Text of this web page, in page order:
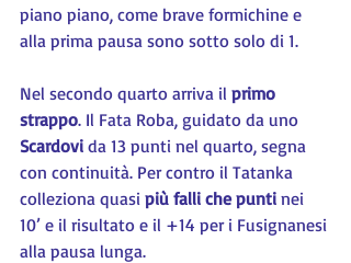
piano piano, come brave formichine e
alla prima pausa sono sotto solo di 1.
Nel secondo quarto arriva il primo
strappo. Il Fata Roba, guidato da uno
Scardovi da 13 punti nel quarto, segna
con continuità. Per contro il Tatanka
colleziona quasi più falli che punti nei
10’ e il risultato e il +14 per i Fusignanesi
alla pausa lunga.